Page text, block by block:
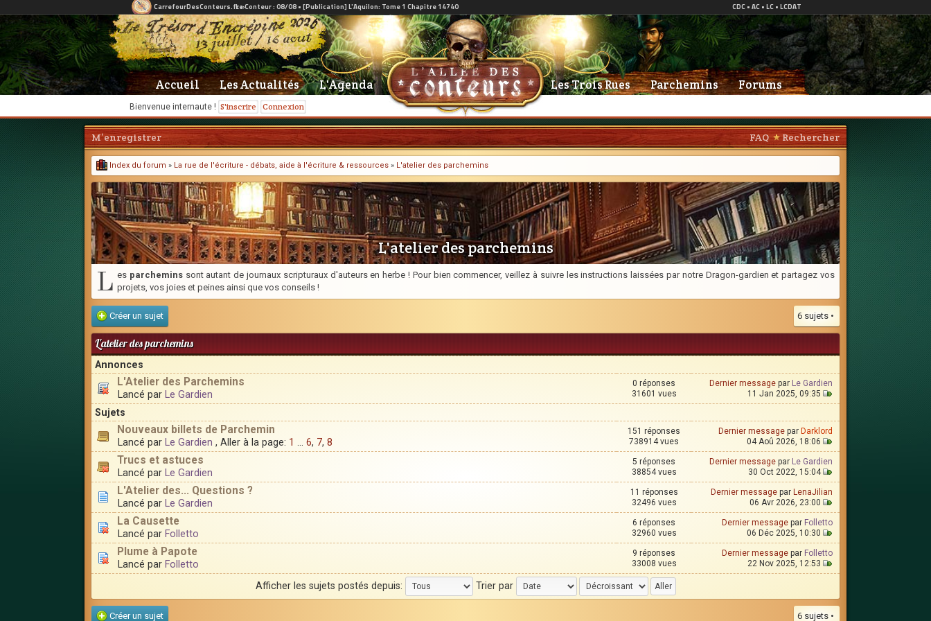
Bienvenue internaute ! S'inscrire Connexion
Accueil Les Actualités L'Agenda Les Trois Rues Parchemins Forums
FAQ Rechercher
M’enregistrer
Index du forum » La rue de l'écriture - débats, aide à l'écriture & ressources » L'atelier des parchemins
L'atelier des parchemins
L es parcheminssont autant de journaux scripturaux d'auteurs en herbe ! Pour bien commencer, veillez à suivre les instructions laissées par notre Dragon-gardien et partagez vos
projets, vos joies et peines ainsi que vos conseils !
Créer un sujet 6 sujets •
L'atelier des parchemins
Annonces
L'Atelier des Parchemins
Lancé par Le Gardien
0 réponses
31601 vues
Dernier message par Le Gardien
11 Jan 2025, 09:35
Sujets
Nouveaux billets de Parchemin
Lancé par Le Gardien , Aller à la page: 1 6, 7, 8
151 réponses
738914 vues
Dernier message par Darklord
04 Aoû 2026, 18:06
Trucs et astuces
Lancé par Le Gardien
5 réponses
38854 vues
Dernier message par Le Gardien
30 Oct 2022, 15:04
L'Atelier des... Questions ?
Lancé par Le Gardien
11 réponses
32496 vues
Dernier message par LenaJilian
06 Avr 2026, 23:00
La Causette
Lancé par Folletto
6 réponses
32960 vues
Dernier message par Folletto
06 Déc 2025, 10:30
Plume à Papote
Lancé par Folletto
9 réponses
33008 vues
Dernier message par Folletto
22 Nov 2025, 12:53
Afficher les sujets postés depuis: Trier par
Créer un sujet 6 sujets •